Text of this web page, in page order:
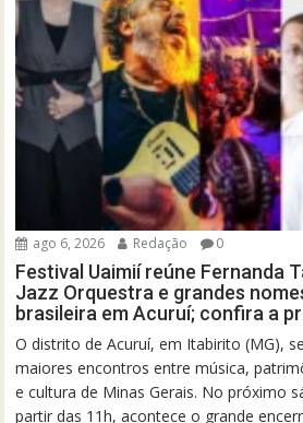
ago 6, 2026 Redação 0
Festival Uaimií reúne Fernanda
Jazz Orquestra e grandes
brasileira em Acuruí; confira a
O distrito de Acuruí, em Itabirito (MG),
maiores encontros entre música,
e cultura de Minas Gerais. No próximo
partir das 11h, acontece o grande